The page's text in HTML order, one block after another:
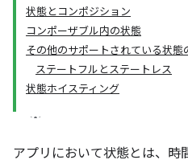
状態とコンポジション
コンポーザブル内の状態
その他のサポートされている状態
ステートフルとステートレス
状態ホイスティング
アプリにおいて状態とは、時